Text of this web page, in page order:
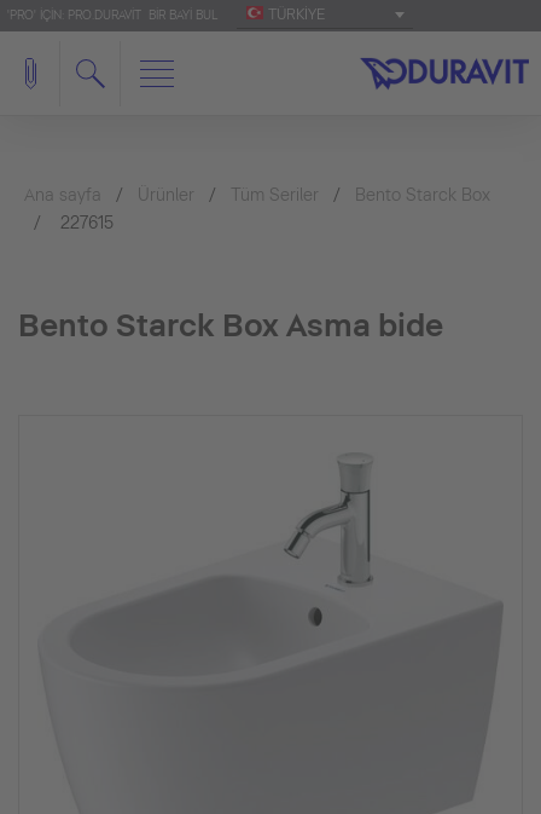
'PRO' IÇIN: PRO.DURAVIT BIR BAYI BUL TÜRKIYE
Ana sayfa Ürünler Tüm Seriler
Bento Starck Box
227615
Bento Starck Box Asma bide